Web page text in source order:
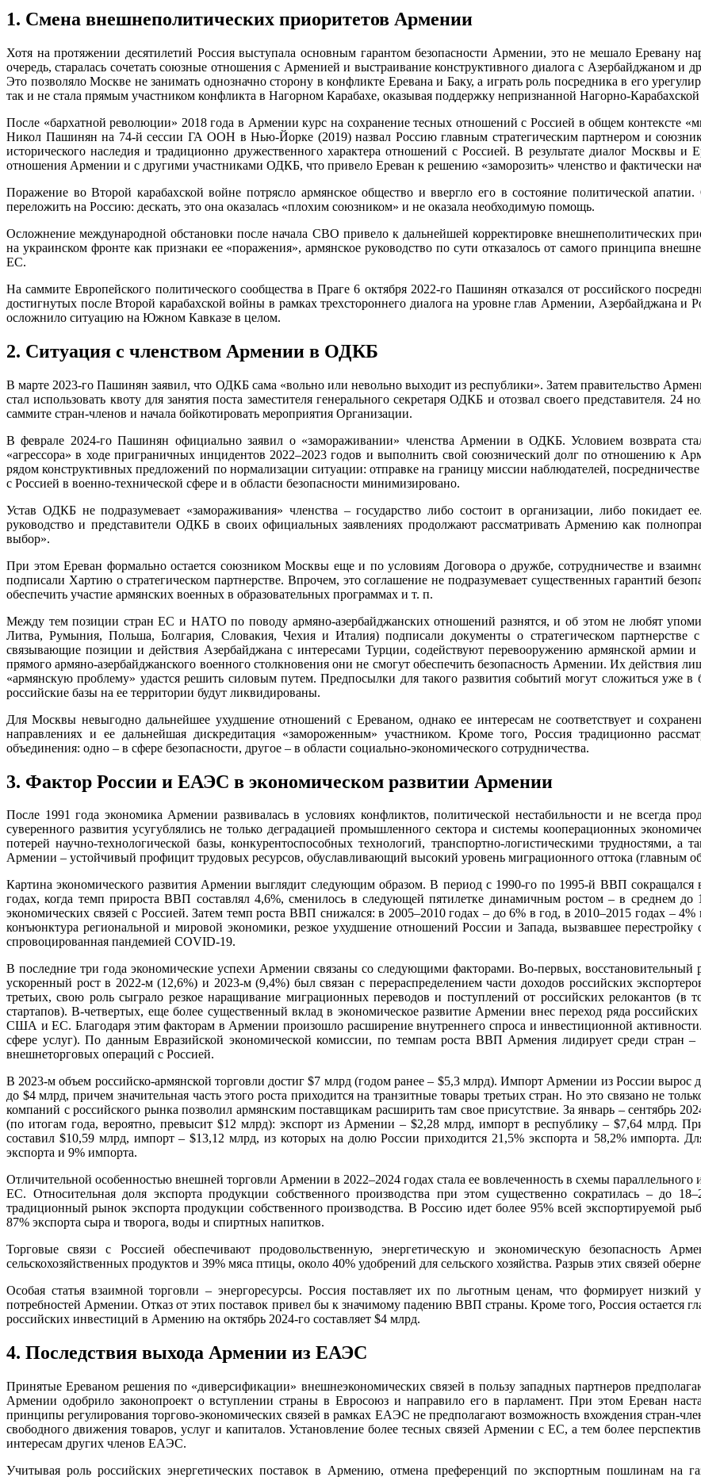
1. Смена внешнеполитических приоритетов Армении
Хотя на протяжении десятилетий Россия выступала основным гарантом безопасности Армении, это не мешало Еревану
очередь, старалась сочетать союзные отношения с Арменией и выстраивание конструктивного диалога с Азербайджаном
Это позволяло Москве не занимать однозначно сторону в конфликте Еревана и Баку, а играть роль посредника в его
так и не стала прямым участником конфликта в Нагорном Карабахе, оказывая поддержку непризнанной Нагорно-
После «бархатной революции» 2018 года в Армении курс на сохранение тесных отношений с Россией в общем контексте
Никол Пашинян на 74-й сессии ГА ООН в Нью-Йорке (2019) назвал Россию главным стратегическим партнером и
исторического наследия и традиционно дружественного характера отношений с Россией. В результате диалог Москвы и
отношения Армении и с другими участниками ОДКБ, что привело Ереван к решению «заморозить» членство и фактически
Поражение во Второй карабахской войне потрясло армянское общество и ввергло его в состояние политической апатии.
переложить на Россию: дескать, это она оказалась «плохим союзником» и не оказала необходимую помощь.
Осложнение международной обстановки после начала СВО привело к дальнейшей корректировке внешнеполитических
на украинском фронте как признаки ее «поражения», армянское руководство по сути отказалось от самого принципа
ЕС.
На саммите Европейского политического сообщества в Праге 6 октября 2022-го Пашинян отказался от российского
достигнутых после Второй карабахской войны в рамках трехстороннего диалога на уровне глав Армении, Азербайджана и
осложнило ситуацию на Южном Кавказе в целом.
2. Ситуация с членством Армении в ОДКБ
В марте 2023-го Пашинян заявил, что ОДКБ сама «вольно или невольно выходит из республики». Затем правительство
стал использовать квоту для занятия поста заместителя генерального секретаря ОДКБ и отозвал своего представителя.
саммите стран-членов и начала бойкотировать мероприятия Организации.
В феврале 2024-го Пашинян официально заявил о «замораживании» членства Армении в ОДКБ. Условием возврата
«агрессора» в ходе приграничных инцидентов 2022–2023 годов и выполнить свой союзнический долг по отношению к
рядом конструктивных предложений по нормализации ситуации: отправке на границу миссии наблюдателей,
с Россией в военно-технической сфере и в области безопасности минимизировано.
Устав ОДКБ не подразумевает «замораживания» членства – государство либо состоит в организации, либо покидает
руководство и представители ОДКБ в своих официальных заявлениях продолжают рассматривать Армению как
выбор».
При этом Ереван формально остается союзником Москвы еще и по условиям Договора о дружбе, сотрудничестве и
подписали Хартию о стратегическом партнерстве. Впрочем, это соглашение не подразумевает существенных гарантий
обеспечить участие армянских военных в образовательных программах и т. п.
Между тем позиции стран ЕС и НАТО по поводу армяно-азербайджанских отношений разнятся, и об этом не любят
Литва, Румыния, Польша, Болгария, Словакия, Чехия и Италия) подписали документы о стратегическом
связывающие позиции и действия Азербайджана с интересами Турции, содействуют перевооружению армянской армии
прямого армяно-азербайджанского военного столкновения они не смогут обеспечить безопасность Армении. Их действия
«армянскую проблему» удастся решить силовым путем. Предпосылки для такого развития событий могут сложиться
российские базы на ее территории будут ликвидированы.
Для Москвы невыгодно дальнейшее ухудшение отношений с Ереваном, однако ее интересам не соответствует и
направлениях и ее дальнейшая дискредитация «замороженным» участником. Кроме того, Россия традиционно
объединения: одно – в сфере безопасности, другое – в области социально-экономического сотрудничества.
3. Фактор России и ЕАЭС в экономическом развитии Армении
После 1991 года экономика Армении развивалась в условиях конфликтов, политической нестабильности и не всегда
суверенного развития усугублялись не только деградацией промышленного сектора и системы кооперационных
потерей научно-технологической базы, конкурентоспособных технологий, транспортно-логистическими трудностями, а
Армении – устойчивый профицит трудовых ресурсов, обуславливающий высокий уровень миграционного оттока
Картина экономического развития Армении выглядит следующим образом. В период с 1990-го по 1995-й ВВП
годах, когда темп прироста ВВП составлял 4,6%, сменилось в следующей пятилетке динамичным ростом – в среднем до
экономических связей с Россией. Затем темп роста ВВП снижался: в 2005–2010 годах – до 6% в год, в 2010–2015 годах –
конъюнктура региональной и мировой экономики, резкое ухудшение отношений России и Запада, вызвавшее перестройку
спровоцированная пандемией COVID-19.
В последние три года экономические успехи Армении связаны со следующими факторами. Во-первых, восстановительный
ускоренный рост в 2022-м (12,6%) и 2023-м (9,4%) был связан с перераспределением части доходов российских
третьих, свою роль сыграло резкое наращивание миграционных переводов и поступлений от российских релокантов (в
стартапов). В-четвертых, еще более существенный вклад в экономическое развитие Армении внес переход ряда
США и ЕС. Благодаря этим факторам в Армении произошло расширение внутреннего спроса и инвестиционной
сфере услуг). По данным Евразийской экономической комиссии, по темпам роста ВВП Армения лидирует среди стран –
внешнеторговых операций с Россией.
В 2023-м объем российско-армянской торговли достиг $7 млрд (годом ранее – $5,3 млрд). Импорт Армении из России вырос
до $4 млрд, причем значительная часть этого роста приходится на транзитные товары третьих стран. Но это связано не
компаний с российского рынка позволил армянским поставщикам расширить там свое присутствие. За январь – сентябрь
(по итогам года, вероятно, превысит $12 млрд): экспорт из Армении – $2,28 млрд, импорт в республику – $7,64 млрд.
составил $10,59 млрд, импорт – $13,12 млрд, из которых на долю России приходится 21,5% экспорта и 58,2% импорта.
экспорта и 9% импорта.
Отличительной особенностью внешней торговли Армении в 2022–2024 годах стала ее вовлеченность в схемы
ЕС. Относительная доля экспорта продукции собственного производства при этом существенно сократилась – до
традиционный рынок экспорта продукции собственного производства. В Россию идет более 95% всей экспортируемой
87% экспорта сыра и творога, воды и спиртных напитков.
Торговые связи с Россией обеспечивают продовольственную, энергетическую и экономическую безопасность
сельскохозяйственных продуктов и 39% мяса птицы, около 40% удобрений для сельского хозяйства. Разрыв этих связей
Особая статья взаимной торговли – энергоресурсы. Россия поставляет их по льготным ценам, что формирует низкий
потребностей Армении. Отказ от этих поставок привел бы к значимому падению ВВП страны. Кроме того, Россия остается
российских инвестиций в Армению на октябрь 2024-го составляет $4 млрд.
4. Последствия выхода Армении из ЕАЭС
Принятые Ереваном решения по «диверсификации» внешнеэкономических связей в пользу западных партнеров
Армении одобрило законопроект о вступлении страны в Евросоюз и направило его в парламент. При этом Ереван
принципы регулирования торгово-экономических связей в рамках ЕАЭС не предполагают возможность вхождения стран-
свободного движения товаров, услуг и капиталов. Установление более тесных связей Армении с ЕС, а тем более
интересам других членов ЕАЭС.
Учитывая роль российских энергетических поставок в Армению, отмена преференций по экспортным пошлинам на